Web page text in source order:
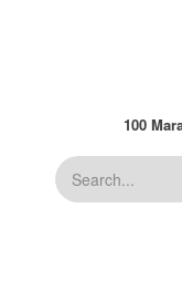
100
Suche